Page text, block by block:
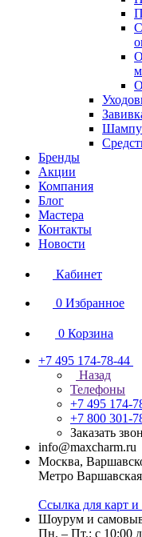
Бренды
Акции
Компания
Блог
Мастера
Контакты
Новости
Кабинет
0 Избранное
0 Корзина
+7 495 174-78-44
Назад
Телефоны
+7 495 174-
+7 800 301-
Заказать
info@maxcharm.ru
Москва,
Метро Варшавская
Ссылка для карт и
Шоурум и
Пн. – Пт.: с 10:00